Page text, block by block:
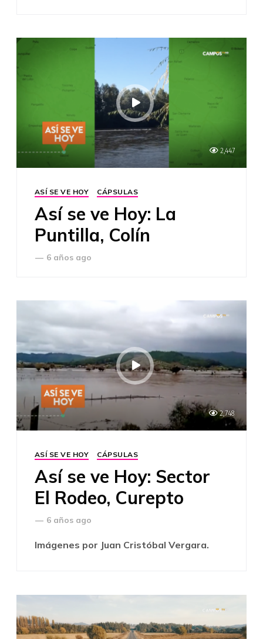
2,447
ASÍ SE VE HOY CÁPSULAS
Así se ve Hoy: La
Puntilla, Colín
— 6 años ago
2,748
ASÍ SE VE HOY CÁPSULAS
Así se ve Hoy: Sector
El Rodeo, Curepto
— 6 años ago
Imágenes por Juan Cristóbal Vergara.